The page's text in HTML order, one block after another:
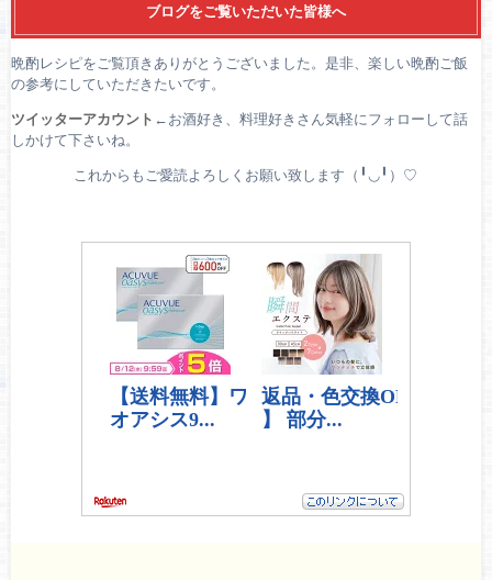
ブログをご覧いただいた皆様へ
晩酌レシピをご覧頂きありがとうございました。是非、楽しい晩酌ご飯
の参考にしていただきたいです。
ツイッターアカウント ←お酒好き、料理好きさん気軽にフォローして話
しかけて下さいね。
これからもご愛読よろしくお願い致します（╹◡╹）♡